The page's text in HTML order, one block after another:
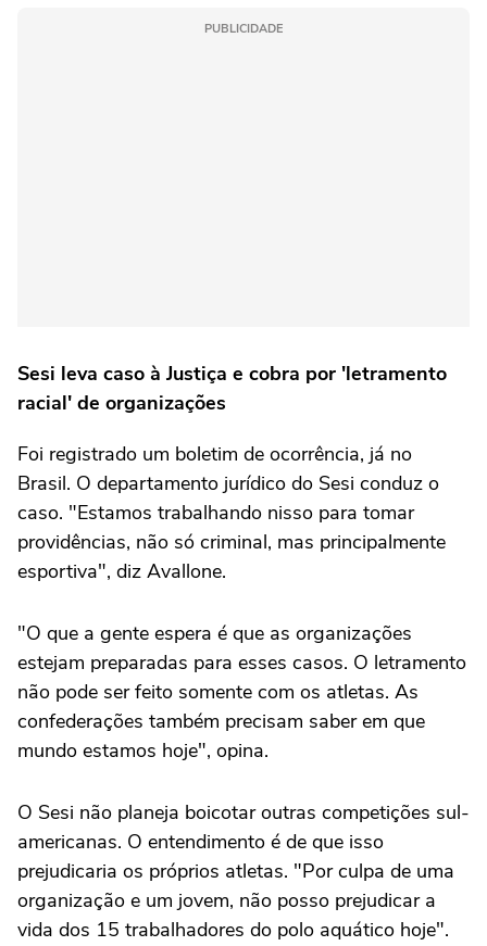
PUBLICIDADE
Sesi leva caso à Justiça e cobra por 'letramento
racial' de organizações
Foi registrado um boletim de ocorrência, já no
Brasil. O departamento jurídico do Sesi conduz o
caso. "Estamos trabalhando nisso para tomar
providências, não só criminal, mas principalmente
esportiva", diz Avallone.
"O que a gente espera é que as organizações
estejam preparadas para esses casos. O letramento
não pode ser feito somente com os atletas. As
confederações também precisam saber em que
mundo estamos hoje", opina.
O Sesi não planeja boicotar outras competições sul-
americanas. O entendimento é de que isso
prejudicaria os próprios atletas. "Por culpa de uma
organização e um jovem, não posso prejudicar a
vida dos 15 trabalhadores do polo aquático hoje".